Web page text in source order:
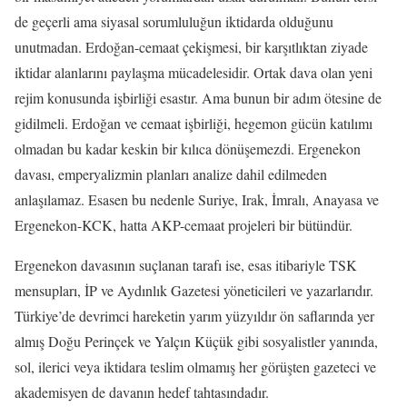
de geçerli ama siyasal sorumluluğun iktidarda olduğunu
unutmadan. Erdoğan-cemaat çekişmesi, bir karşıtlıktan ziyade
iktidar alanlarını paylaşma mücadelesidir. Ortak dava olan yeni
rejim konusunda işbirliği esastır. Ama bunun bir adım ötesine de
gidilmeli. Erdoğan ve cemaat işbirliği, hegemon gücün katılımı
olmadan bu kadar keskin bir kılıca dönüşemezdi. Ergenekon
davası, emperyalizmin planları analize dahil edilmeden
anlaşılamaz. Esasen bu nedenle Suriye, Irak, İmralı, Anayasa ve
Ergenekon-KCK, hatta AKP-cemaat projeleri bir bütündür.
Ergenekon davasının suçlanan tarafı ise, esas itibariyle TSK
mensupları, İP ve Aydınlık Gazetesi yöneticileri ve yazarlarıdır.
Türkiye’de devrimci hareketin yarım yüzyıldır ön saflarında yer
almış Doğu Perinçek ve Yalçın Küçük gibi sosyalistler yanında,
sol, ilerici veya iktidara teslim olmamış her görüşten gazeteci ve
akademisyen de davanın hedef tahtasındadır.